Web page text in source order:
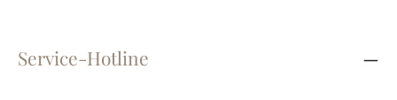
Service-Hotline